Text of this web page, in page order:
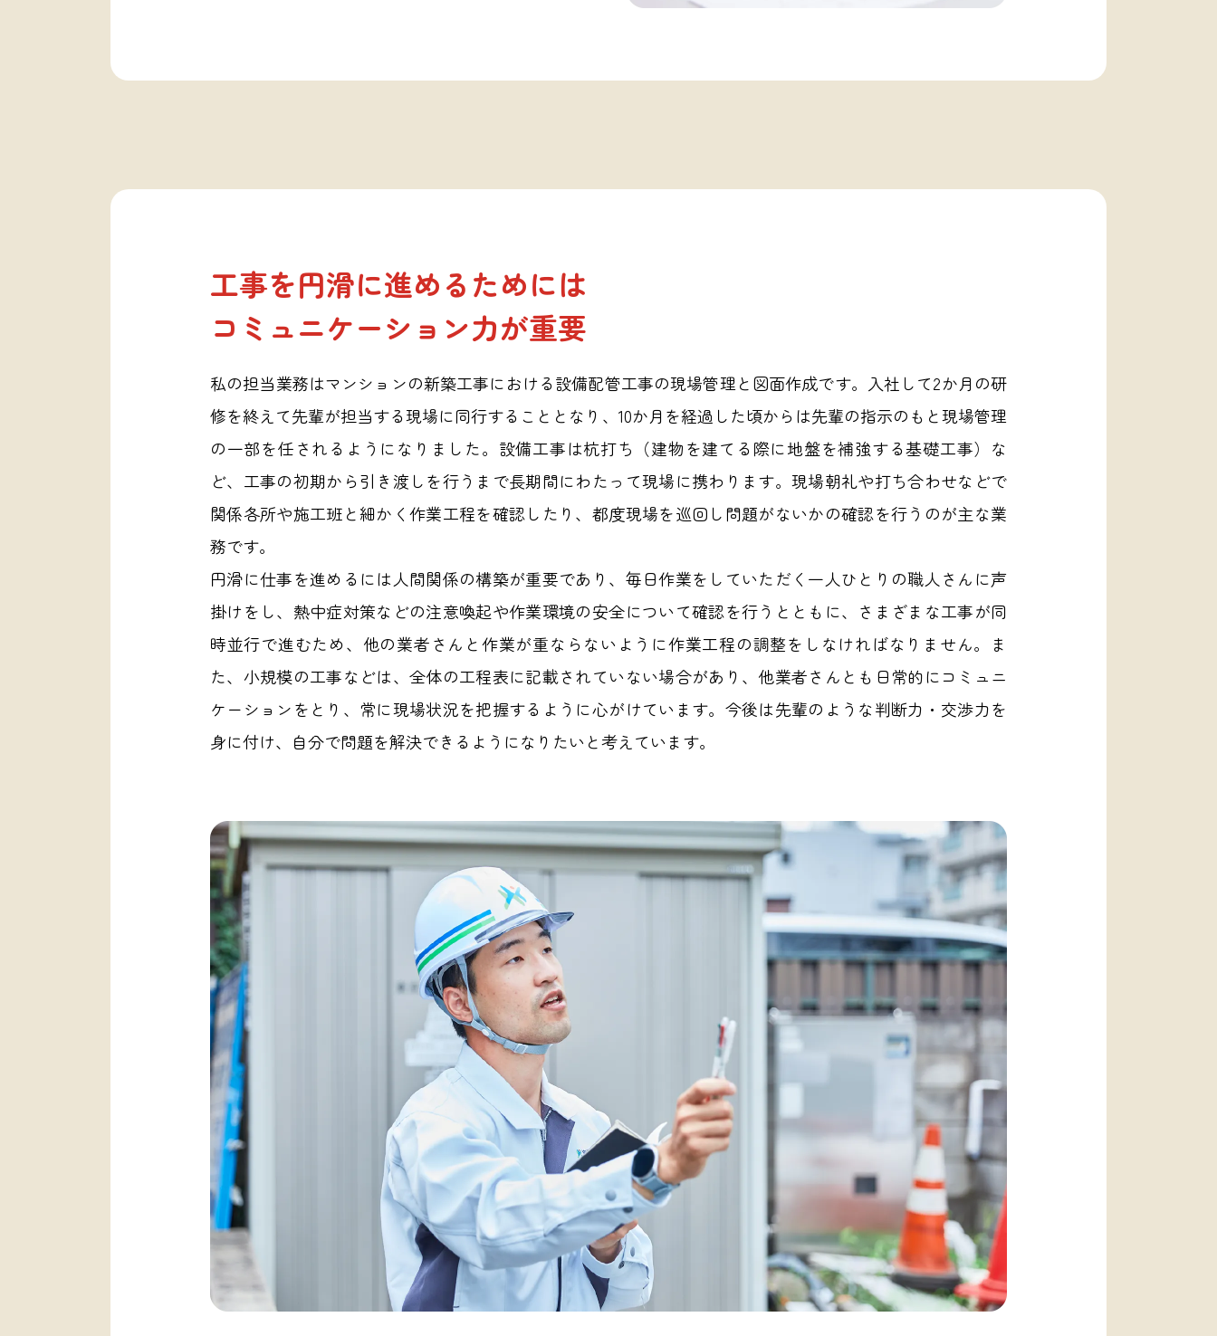
工事を円滑に進めるためには
コミュニケーション力が重要
私の担当業務はマンションの新築工事における設備配管工事の現場管理と図面作成です。入社して2か月の研
修を終えて先輩が担当する現場に同行することとなり、10か月を経過した頃からは先輩の指示のもと現場管理
の一部を任されるようになりました。設備工事は杭打ち（建物を建てる際に地盤を補強する基礎工事）な
ど、工事の初期から引き渡しを行うまで長期間にわたって現場に携わります。現場朝礼や打ち合わせなどで
関係各所や施工班と細かく作業工程を確認したり、都度現場を巡回し問題がないかの確認を行うのが主な業
務です。
円滑に仕事を進めるには人間関係の構築が重要であり、毎日作業をしていただく一人ひとりの職人さんに声
掛けをし、熱中症対策などの注意喚起や作業環境の安全について確認を行うとともに、さまざまな工事が同
時並行で進むため、他の業者さんと作業が重ならないように作業工程の調整をしなければなりません。ま
た、小規模の工事などは、全体の工程表に記載されていない場合があり、他業者さんとも日常的にコミュニ
ケーションをとり、常に現場状況を把握するように心がけています。今後は先輩のような判断力・交渉力を
身に付け、自分で問題を解決できるようになりたいと考えています。